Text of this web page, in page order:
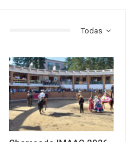
Todas